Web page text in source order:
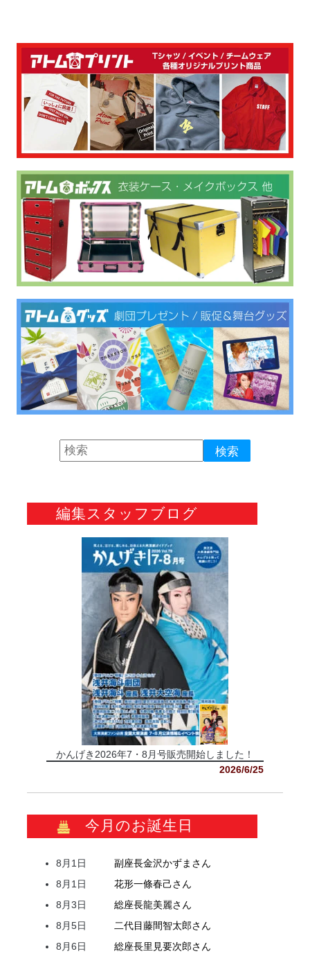
編集スタッフブログ
かんげき2026年7・8月号販売開始しました！
2026/6/25
今月のお誕生日
8月1日 副座長金沢かずま さん
8月1日
花形一條春己さん
8月3日
総座長龍美麗さん
8月5日
二代目藤間智太郎さん
8月6日
総座長里見要次郎さん